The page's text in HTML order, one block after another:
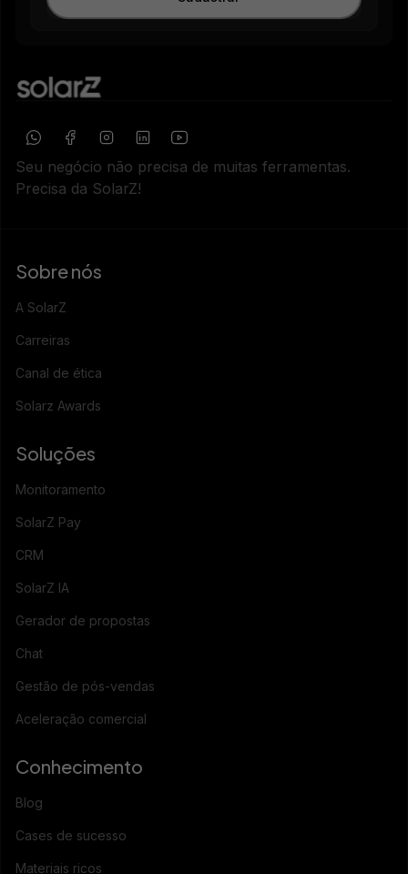
Seu negócio não precisa de muitas ferramentas.
Precisa da SolarZ!
Sobre nós
A SolarZ
Carreiras
Canal de ética
Solarz Awards
Soluções
Monitoramento
SolarZ Pay
CRM
SolarZ IA
Gerador de propostas
Chat
Gestão de pós-vendas
Aceleração comercial
Conhecimento
Blog
Cases de sucesso
Materiais ricos